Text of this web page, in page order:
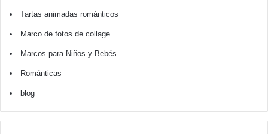
Tartas animadas románticos
Marco de fotos de collage
Marcos para Niños y Bebés
Románticas
blog